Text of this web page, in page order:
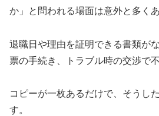
か」と問われる場面は意外と多くあ
退職日や理由を証明できる書類が
票の手続き、トラブル時の交渉で
コピーが一枚あるだけで、そうし
す。